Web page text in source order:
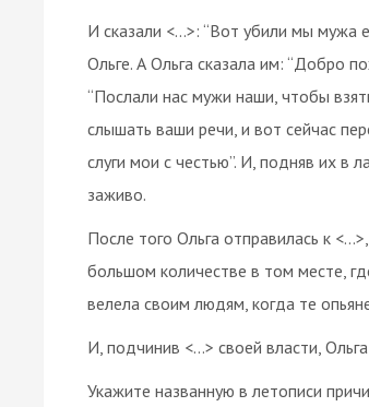
И сказали <…>: “Вот убили мы мужа
Ольге. А Ольга сказала им: “Добро
“Послали нас мужи наши, чтобы
слышать ваши речи, и вот сейчас
слуги мои с честью”. И, подняв их в
заживо.
После того Ольга отправилась к
большом количестве в том месте,
велела своим людям, когда те
И, подчинив <…> своей власти,
Укажите названную в летописи